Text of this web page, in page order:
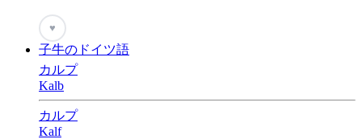
♥
子牛のドイツ語
カルプ
Kalb
カルプ
Kalf